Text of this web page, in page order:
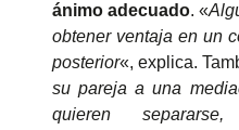
ánimo adecuado. «
obtener ventaja en un
posterior«, explica.
su pareja a una
quieren